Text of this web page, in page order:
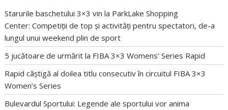
Starurile baschetului 3×3 vin la ParkLake Shopping
Center: Competiții de top și activități pentru spectatori, de-a
lungul unui weekend plin de sport
5 jucătoare de urmărit la FIBA 3×3 Womens’ Series Rapid
Rapid câștigă al doilea titlu consecutiv în circuitul FIBA 3×3
Women’s Series
Bulevardul Sportului: Legende ale sportului vor anima